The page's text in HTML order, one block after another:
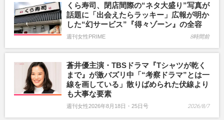
くら寿司、閉店間際の“ネタ大盛り”写真が
話題に「出会えたらラッキー」広報が明か
した“幻サービス”『得々ゾーン』の全容
週刊女性PRIME 8時間前
蒼井優主演・TBSドラマ『Tシャツが乾く
まで』が激バズリ中「“考察ドラマ”とは一
線を画している」散りばめられた伏線より
も大事な要素
週刊女性2026年8月18日・25日号 2026/8/7